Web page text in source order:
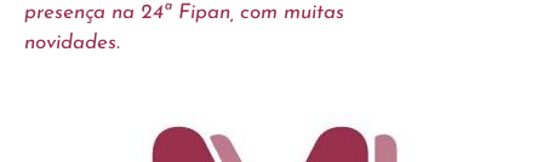
presença na 24ª Fipan, com muitas
novidades.